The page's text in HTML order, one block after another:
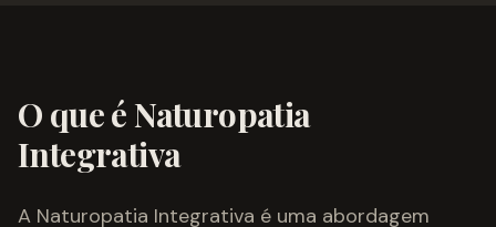
O que é Naturopatia
Integrativa
A Naturopatia Integrativa é uma abordagem